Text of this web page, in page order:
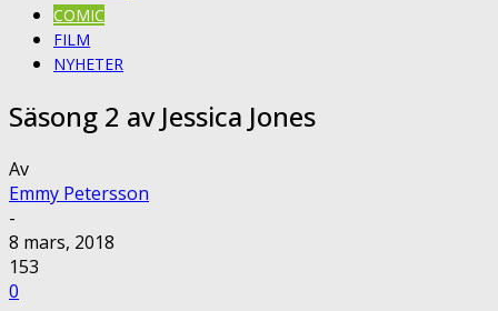
COMIC
FILM
NYHETER
Säsong 2 av Jessica Jones
Av
Emmy Petersson
-
8 mars, 2018
153
0